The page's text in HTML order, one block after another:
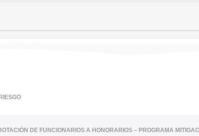
DE FUNCIONARIOS A HONORARIOS – PROGRAMA